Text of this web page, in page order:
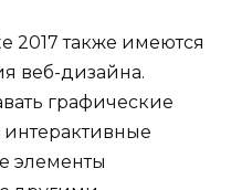
2017 также имеются
веб-дизайна.
графические
интерактивные
элементы